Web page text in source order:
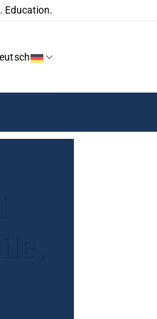
Education.